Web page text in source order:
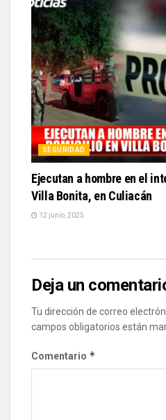
SEGURIDAD
Ejecutan a hombre en el
Villa Bonita, en Culiacán
12 junio, 2025
Deja un
Tu dirección de correo
campos obligatorios están
Comentario *